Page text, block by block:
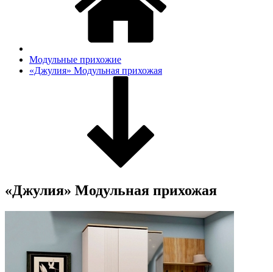
Модульные прихожие
«Джулия» Модульная прихожая
«Джулия» Модульная прихожая